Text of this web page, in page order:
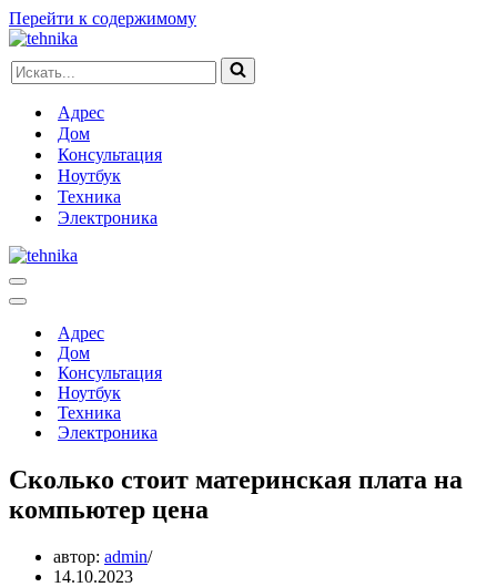
Перейти к содержимому
Искать...
Адрес
Дом
Консультация
Ноутбук
Техника
Электроника
Меню
навигации
Меню
навигацииАдрес
Дом
Консультация
Ноутбук
Техника
Электроника
Сколько стоит материнская плата на
компьютер цена
автор: admin
14.10.2023